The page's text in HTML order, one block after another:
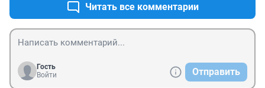
Читать все комментарии
Гость
Войти
Отправить